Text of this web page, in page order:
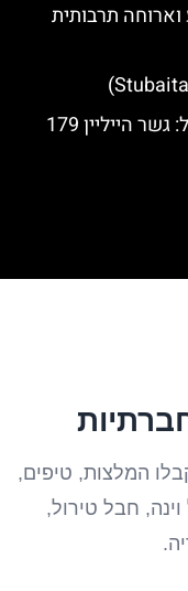
תרבותית
הגשר התלוי (Highline 179) בטירול: גשר הייליין 179
המלצות, טיפים,
חבל טירול,